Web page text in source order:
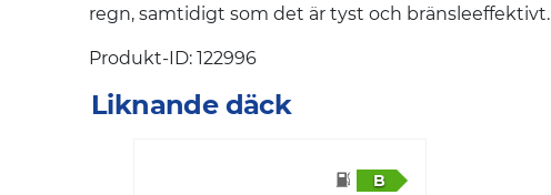
regn, samtidigt som det är tyst och bränsleeffektivt.
Produkt-ID: 122996
Liknande däck
B